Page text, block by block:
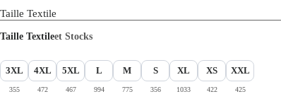
Taille Textile
Taille Textileet Stocks
3XL
355
4XL
472
5XL
467
L
994
M
775
S
356
XL
1033
XS
422
XXL
425